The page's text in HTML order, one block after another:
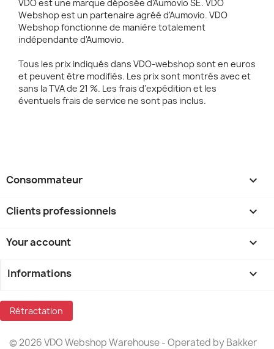
VDO est une marque déposée d'Aumovio SE. VDO
Webshop est un partenaire agréé d'Aumovio. VDO
Webshop fonctionne de manière totalement
indépendante d'Aumovio.
Tous les prix indiqués dans VDO-webshop sont en euros
et peuvent être modifiés. Les prix sont montrés avec et
sans la TVA de 21 %. Les frais d'expédition et les
éventuels frais de service ne sont pas inclus.
Consommateur 
Clients professionnels 
Your account 
Informations keyboard_arrow_down
Rétractation
© 2026 VDO Webshop Warehouse - Operated by Bakker